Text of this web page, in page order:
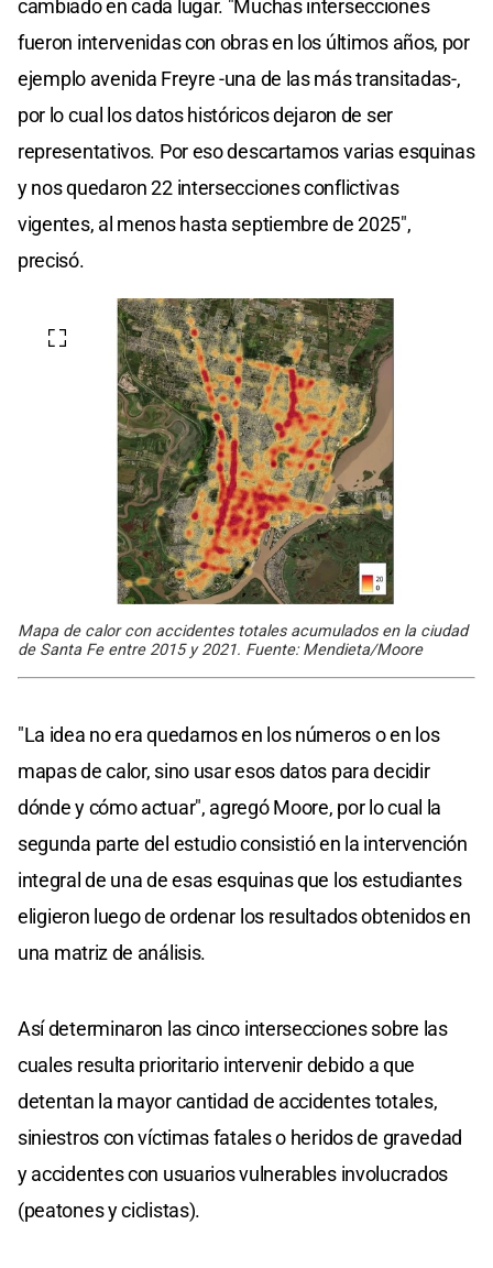
cambiado en cada lugar. "Muchas intersecciones
fueron intervenidas con obras en los últimos años, por
ejemplo avenida Freyre -una de las más transitadas-,
por lo cual los datos históricos dejaron de ser
representativos. Por eso descartamos varias esquinas
y nos quedaron 22 intersecciones conflictivas
vigentes, al menos hasta septiembre de 2025",
precisó.
Mapa de calor con accidentes totales acumulados en la ciudad
de Santa Fe entre 2015 y 2021. Fuente: Mendieta/Moore
"La idea no era quedarnos en los números o en los
mapas de calor, sino usar esos datos para decidir
dónde y cómo actuar", agregó Moore, por lo cual la
segunda parte del estudio consistió en la intervención
integral de una de esas esquinas que los estudiantes
eligieron luego de ordenar los resultados obtenidos en
una matriz de análisis.
Así determinaron las cinco intersecciones sobre las
cuales resulta prioritario intervenir debido a que
detentan la mayor cantidad de accidentes totales,
siniestros con víctimas fatales o heridos de gravedad
y accidentes con usuarios vulnerables involucrados
(peatones y ciclistas).